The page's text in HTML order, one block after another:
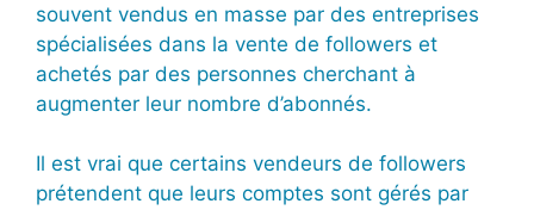
souvent vendus en masse par des entreprises
spécialisées dans la vente de followers et
achetés par des personnes cherchant à
augmenter leur nombre d’abonnés.
Il est vrai que certains vendeurs de followers
prétendent que leurs comptes sont gérés par